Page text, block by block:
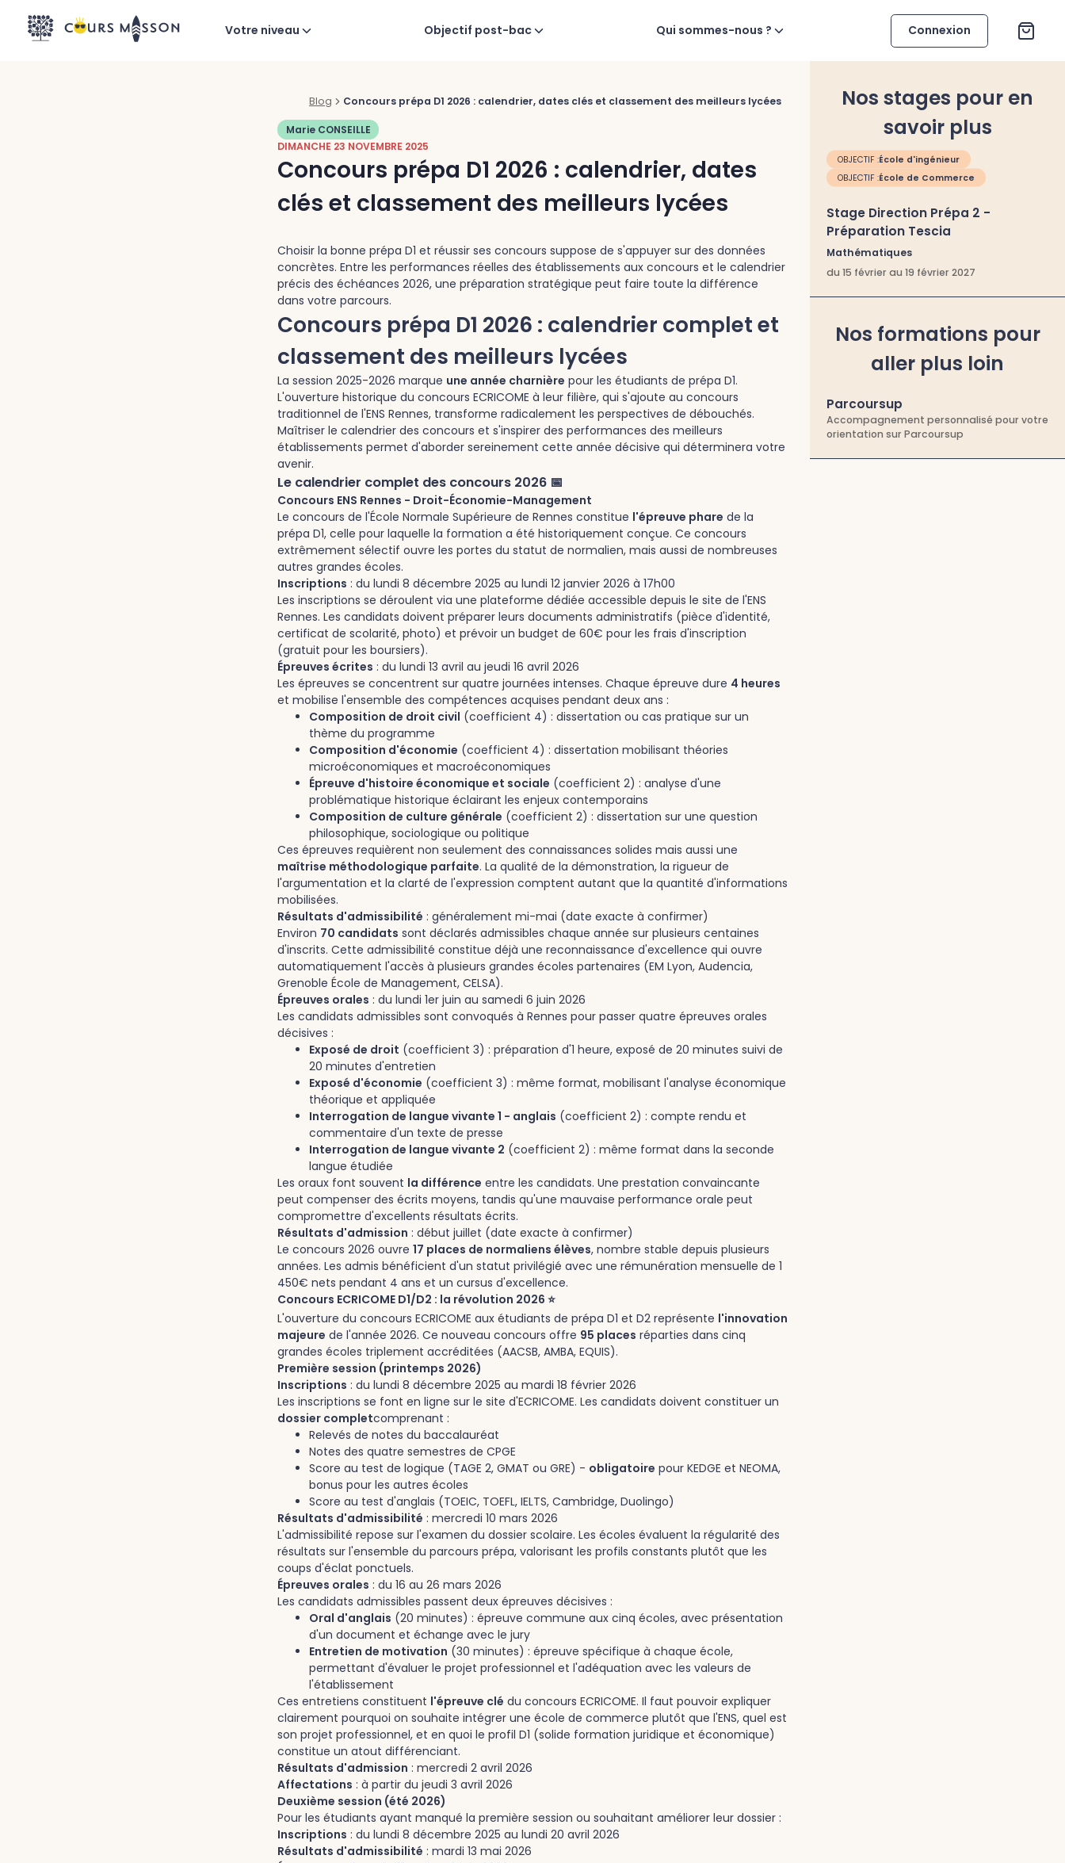
Aller au contenu
Votre niveau Objectif post-bac Qui sommes-nous ? Connexion
Blog Concours prépa D1 2026 : calendrier, dates clés et classement des meilleurs lycées
Marie CONSEILLE
DIMANCHE 23 NOVEMBRE 2025
Concours prépa D1 2026 : calendrier, dates
clés et classement des meilleurs lycées
Choisir la bonne prépa D1 et réussir ses concours suppose de s'appuyer sur des données
concrètes. Entre les performances réelles des établissements aux concours et le calendrier
précis des échéances 2026, une préparation stratégique peut faire toute la différence
dans votre parcours.
Concours prépa D1 2026 : calendrier complet et
classement des meilleurs lycées
La session 2025-2026 marque une année charnière pour les étudiants de prépa D1.
L'ouverture historique du concours ECRICOME à leur filière, qui s'ajoute au concours
traditionnel de l'ENS Rennes, transforme radicalement les perspectives de débouchés.
Maîtriser le calendrier des concours et s'inspirer des performances des meilleurs
établissements permet d'aborder sereinement cette année décisive qui déterminera votre
avenir.
Le calendrier complet des concours 2026 📅
Concours ENS Rennes - Droit-Économie-Management
Le concours de l'École Normale Supérieure de Rennes constitue l'épreuve phare de la
prépa D1, celle pour laquelle la formation a été historiquement conçue. Ce concours
extrêmement sélectif ouvre les portes du statut de normalien, mais aussi de nombreuses
autres grandes écoles.
Inscriptions : du lundi 8 décembre 2025 au lundi 12 janvier 2026 à 17h00
Les inscriptions se déroulent via une plateforme dédiée accessible depuis le site de l'ENS
Rennes. Les candidats doivent préparer leurs documents administratifs (pièce d'identité,
certificat de scolarité, photo) et prévoir un budget de 60€ pour les frais d'inscription
(gratuit pour les boursiers).
Épreuves écrites : du lundi 13 avril au jeudi 16 avril 2026
Les épreuves se concentrent sur quatre journées intenses. Chaque épreuve dure 4 heures
et mobilise l'ensemble des compétences acquises pendant deux ans :
Composition de droit civil (coefficient 4) : dissertation ou cas pratique sur un
thème du programme
Composition d'économie (coefficient 4) : dissertation mobilisant théories
microéconomiques et macroéconomiques
Épreuve d'histoire économique et sociale (coefficient 2) : analyse d'une
problématique historique éclairant les enjeux contemporains
Composition de culture générale (coefficient 2) : dissertation sur une question
philosophique, sociologique ou politique
Ces épreuves requièrent non seulement des connaissances solides mais aussi une
maîtrise méthodologique parfaite. La qualité de la démonstration, la rigueur de
l'argumentation et la clarté de l'expression comptent autant que la quantité d'informations
mobilisées.
Résultats d'admissibilité : généralement mi-mai (date exacte à confirmer)
Environ 70 candidats sont déclarés admissibles chaque année sur plusieurs centaines
d'inscrits. Cette admissibilité constitue déjà une reconnaissance d'excellence qui ouvre
automatiquement l'accès à plusieurs grandes écoles partenaires (EM Lyon, Audencia,
Grenoble École de Management, CELSA).
Épreuves orales : du lundi 1er juin au samedi 6 juin 2026
Les candidats admissibles sont convoqués à Rennes pour passer quatre épreuves orales
décisives :
Exposé de droit (coefficient 3) : préparation d'1 heure, exposé de 20 minutes suivi de
20 minutes d'entretien
Exposé d'économie (coefficient 3) : même format, mobilisant l'analyse économique
théorique et appliquée
Interrogation de langue vivante 1 - anglais (coefficient 2) : compte rendu et
commentaire d'un texte de presse
Interrogation de langue vivante 2 (coefficient 2) : même format dans la seconde
langue étudiée
Les oraux font souvent la différence entre les candidats. Une prestation convaincante
peut compenser des écrits moyens, tandis qu'une mauvaise performance orale peut
compromettre d'excellents résultats écrits.
Résultats d'admission : début juillet (date exacte à confirmer)
Le concours 2026 ouvre 17 places de normaliens élèves, nombre stable depuis plusieurs
années. Les admis bénéficient d'un statut privilégié avec une rémunération mensuelle de 1
450€ nets pendant 4 ans et un cursus d'excellence.
Concours ECRICOME D1/D2 : la révolution 2026 ⭐
L'ouverture du concours ECRICOME aux étudiants de prépa D1 et D2 représente l'innovation
majeure de l'année 2026. Ce nouveau concours offre 95 places réparties dans cinq
grandes écoles triplement accréditées (AACSB, AMBA, EQUIS).
Première session (printemps 2026)
Inscriptions : du lundi 8 décembre 2025 au mardi 18 février 2026
Les inscriptions se font en ligne sur le site d'ECRICOME. Les candidats doivent constituer un
dossier completcomprenant :
Relevés de notes du baccalauréat
Notes des quatre semestres de CPGE
Score au test de logique (TAGE 2, GMAT ou GRE) - obligatoire pour KEDGE et NEOMA,
bonus pour les autres écoles
Score au test d'anglais (TOEIC, TOEFL, IELTS, Cambridge, Duolingo)
Résultats d'admissibilité : mercredi 10 mars 2026
L'admissibilité repose sur l'examen du dossier scolaire. Les écoles évaluent la régularité des
résultats sur l'ensemble du parcours prépa, valorisant les profils constants plutôt que les
coups d'éclat ponctuels.
Épreuves orales : du 16 au 26 mars 2026
Les candidats admissibles passent deux épreuves décisives :
Oral d'anglais (20 minutes) : épreuve commune aux cinq écoles, avec présentation
d'un document et échange avec le jury
Entretien de motivation (30 minutes) : épreuve spécifique à chaque école,
permettant d'évaluer le projet professionnel et l'adéquation avec les valeurs de
l'établissement
Ces entretiens constituent l'épreuve clé du concours ECRICOME. Il faut pouvoir expliquer
clairement pourquoi on souhaite intégrer une école de commerce plutôt que l'ENS, quel est
son projet professionnel, et en quoi le profil D1 (solide formation juridique et économique)
constitue un atout différenciant.
Résultats d'admission : mercredi 2 avril 2026
Affectations : à partir du jeudi 3 avril 2026
Deuxième session (été 2026)
Pour les étudiants ayant manqué la première session ou souhaitant améliorer leur dossier :
Inscriptions : du lundi 8 décembre 2025 au lundi 20 avril 2026
Résultats d'admissibilité : mardi 13 mai 2026
Nos stages pour en
savoir plus
OBJECTIF :École d'ingénieur
OBJECTIF :École de Commerce
Stage Direction Prépa 2 -
Préparation Tescia
Mathématiques
du 15 février au 19 février 2027
Nos formations pour
aller plus loin
Parcoursup
Accompagnement personnalisé pour votre
orientation sur Parcoursup